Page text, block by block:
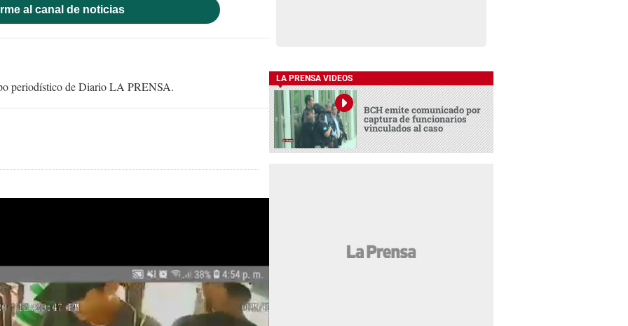
al canal de noticias
periodístico de Diario LA PRENSA.
LA PRENSA VIDEOS
BCH emite comunicado por
captura de funcionarios
vinculados al caso